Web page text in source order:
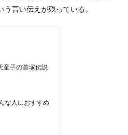
言い伝えが残っている。
童子の首塚伝説
な人におすすめ